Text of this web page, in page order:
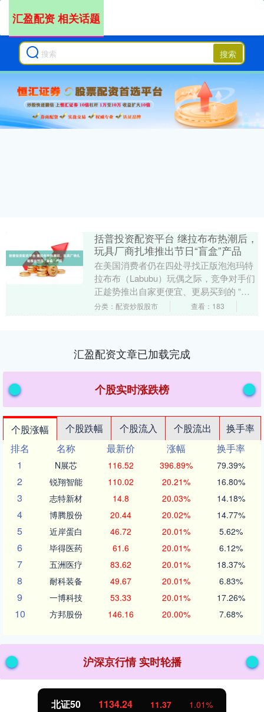
搜索
汇盈配资 相关话题
括普投资配资平台 继拉布布热潮后，
玩具厂商扎堆推出节日“盲盒”产品
在美国消费者仍在四处寻找正版泡泡玛特
拉布布（Labubu）玩偶之际，竞争对手们
正趁势推出自家更便宜、更易买到的 “盲
盒” 产品，以抢占关键的节日购物季市
分类：配资炒股股市 查看：183
汇盈配资文章已加载完成
个股实时涨跌榜
个股涨幅 个股跌幅 个股流入 个股流出
换手率
排名
名称 最新价 涨幅
换手率
1
N展芯 116.52 396.89% 79.39%
2 锐翔智能 110.02 20.21% 16.80%
3 志特新材 14.8 20.03% 14.18%
4 博腾股份 20.44 20.02% 14.77%
5 近岸蛋白 46.72 20.01% 5.62%
6 毕得医药 61.6 20.01% 6.12%
7 五洲医疗 83.62 20.01% 18.37%
8 耐科装备 49.67 20.01% 6.83%
9 一博科技 53.33 20.01% 17.26%
10 方邦股份 146.16 20.00% 7.68%
沪深京行情 实时轮播
北证50 1134.24 11.37 1.01%